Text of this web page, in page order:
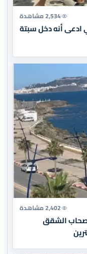
2,534 مشاهدة
ادعى أنه دخل سبتة
2,402 مشاهدة
الشقق